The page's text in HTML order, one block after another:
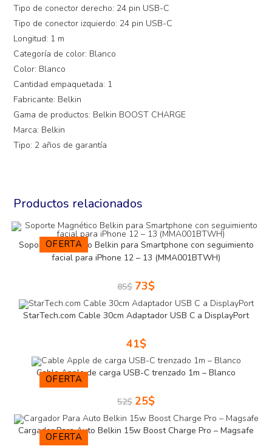
Tipo de conector derecho: 24 pin USB-C
Tipo de conector izquierdo: 24 pin USB-C
Longitud: 1 m
Categoría de color: Blanco
Color: Blanco
Cantidad empaquetada: 1
Fabricante: Belkin
Gama de productos: Belkin BOOST CHARGE
Marca: Belkin
Tipo: 2 años de garantía
Productos relacionados
OFERTA
Soporte Magnético Belkin para Smartphone con seguimiento
facial para iPhone 12 – 13 (MMA001BTWH)
85$ 73$
StarTech.com Cable 30cm Adaptador USB C a DisplayPort
41$
OFERTA
Cable Apple de carga USB-C trenzado 1m – Blanco
52$ 25$
OFERTA
Cargador Para Auto Belkin 15w Boost Charge Pro – Magsafe